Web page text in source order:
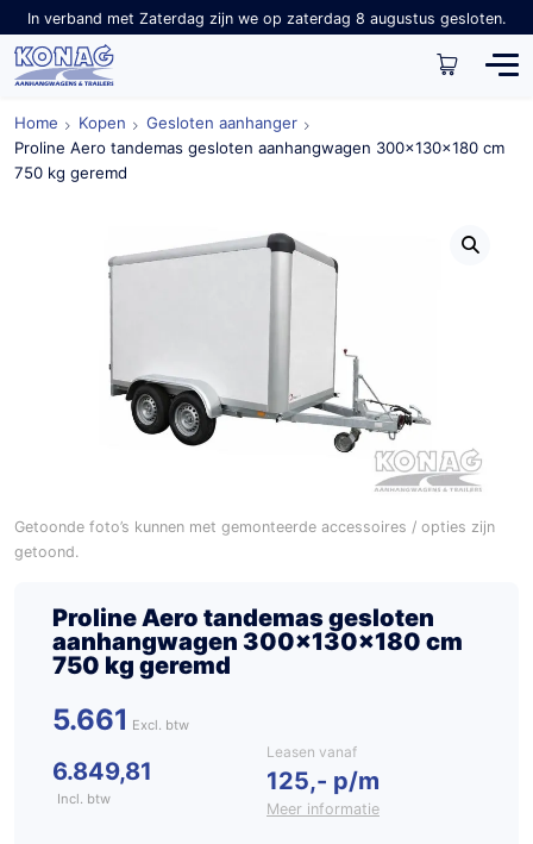
In verband met Zaterdag zijn we op zaterdag 8 augustus gesloten.
Home Kopen
Gesloten aanhanger
Proline Aero tandemas gesloten aanhangwagen 300x130x180 cm
750 kg geremd
Getoonde foto’s kunnen met gemonteerde accessoires / opties zijn
getoond.
Proline Aero tandemas gesloten
aanhangwagen 300x130x180 cm
750 kg geremd
5.661
6.849,81
Incl. btw
Leasen vanaf
125,- p/m
Meer informatie